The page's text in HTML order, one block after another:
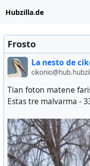
Hubzilla.de
Frosto
La nesto de
Tian foton matene
Estas tre malvarma -